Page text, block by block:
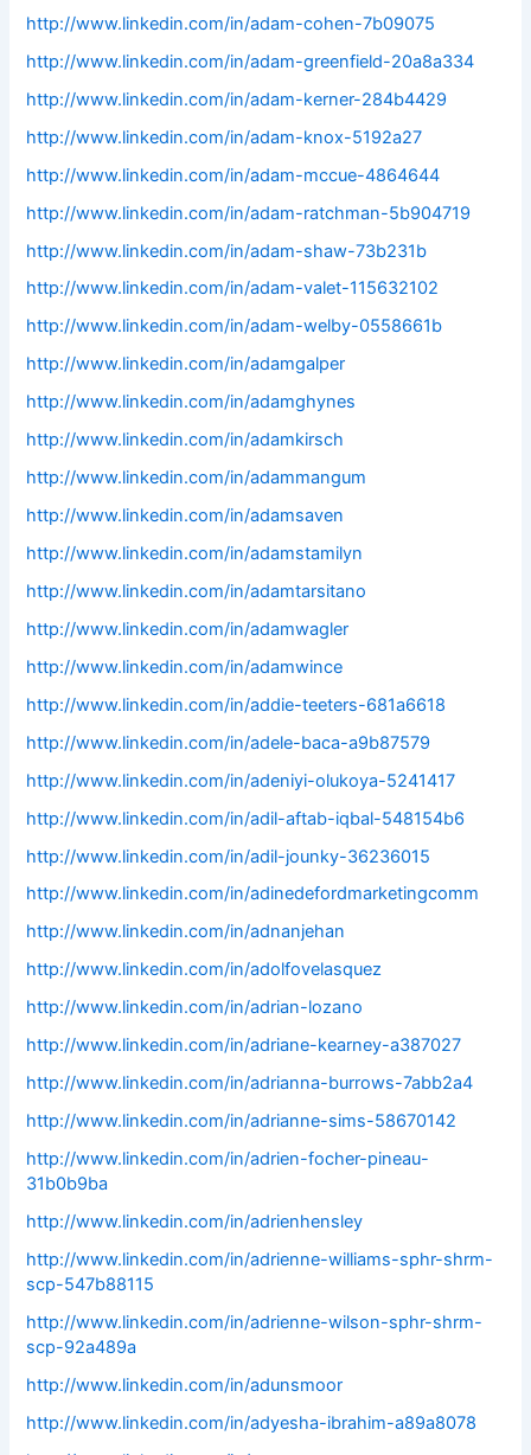
http://www.linkedin.com/in/adam-cohen-7b09075
http://www.linkedin.com/in/adam-greenfield-20a8a334
http://www.linkedin.com/in/adam-kerner-284b4429
http://www.linkedin.com/in/adam-knox-5192a27
http://www.linkedin.com/in/adam-mccue-4864644
http://www.linkedin.com/in/adam-ratchman-5b904719
http://www.linkedin.com/in/adam-shaw-73b231b
http://www.linkedin.com/in/adam-valet-115632102
http://www.linkedin.com/in/adam-welby-0558661b
http://www.linkedin.com/in/adamgalper
http://www.linkedin.com/in/adamghynes
http://www.linkedin.com/in/adamkirsch
http://www.linkedin.com/in/adammangum
http://www.linkedin.com/in/adamsaven
http://www.linkedin.com/in/adamstamilyn
http://www.linkedin.com/in/adamtarsitano
http://www.linkedin.com/in/adamwagler
http://www.linkedin.com/in/adamwince
http://www.linkedin.com/in/addie-teeters-681a6618
http://www.linkedin.com/in/adele-baca-a9b87579
http://www.linkedin.com/in/adeniyi-olukoya-5241417
http://www.linkedin.com/in/adil-aftab-iqbal-548154b6
http://www.linkedin.com/in/adil-jounky-36236015
http://www.linkedin.com/in/adinedefordmarketingcomm
http://www.linkedin.com/in/adnanjehan
http://www.linkedin.com/in/adolfovelasquez
http://www.linkedin.com/in/adrian-lozano
http://www.linkedin.com/in/adriane-kearney-a387027
http://www.linkedin.com/in/adrianna-burrows-7abb2a4
http://www.linkedin.com/in/adrianne-sims-58670142
http://www.linkedin.com/in/adrien-focher-pineau-
31b0b9ba
http://www.linkedin.com/in/adrienhensley
http://www.linkedin.com/in/adrienne-williams-sphr-shrm-
scp-547b88115
http://www.linkedin.com/in/adrienne-wilson-sphr-shrm-
scp-92a489a
http://www.linkedin.com/in/adunsmoor
http://www.linkedin.com/in/adyesha-ibrahim-a89a8078